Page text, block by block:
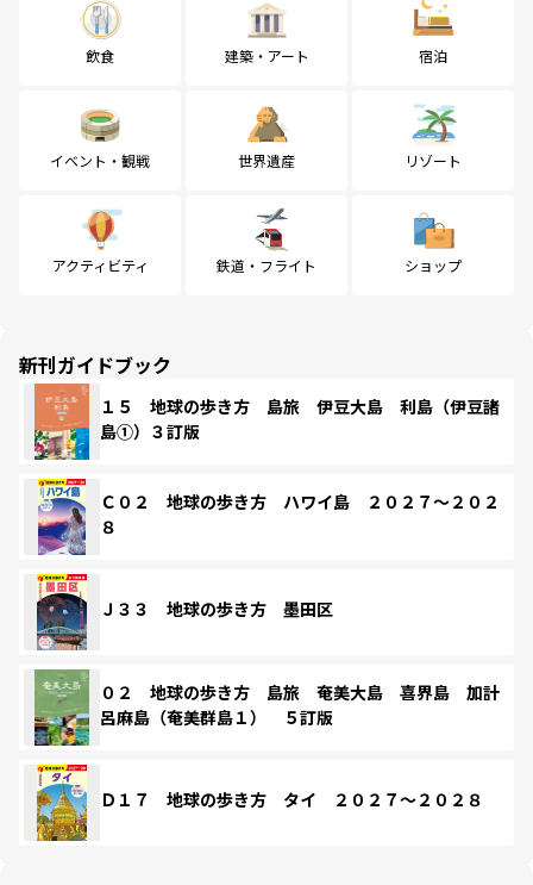
飲食 建築・アート 宿泊
イベント・観戦 世界遺産 リゾート
アクティビティ 鉄道・フライト ショップ
新刊ガイドブック
１５ 地球の歩き方 島旅 伊豆大島 利島（伊豆諸
島①）３訂版
Ｃ０２ 地球の歩き方 ハワイ島 ２０２７～２０２
８
Ｊ３３ 地球の歩き方 墨田区
０２ 地球の歩き方 島旅 奄美大島 喜界島 加計
呂麻島（奄美群島１） ５訂版
Ｄ１７ 地球の歩き方 タイ ２０２７～２０２８